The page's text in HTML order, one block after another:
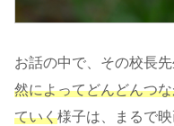
お話の中で、その校長
然によってどんどんつ
ていく様子は、まるで